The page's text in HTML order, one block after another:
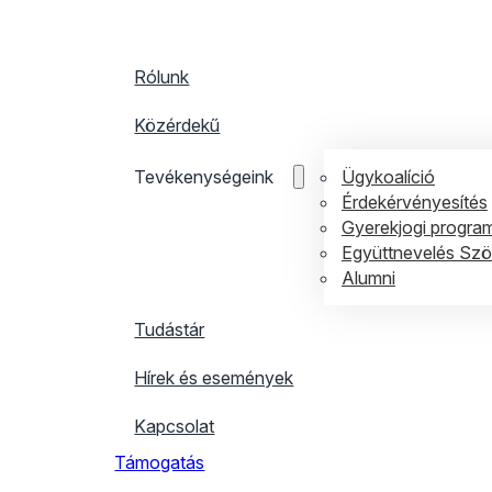
Rólunk
Közérdekű
Tevékenységeink
Ügykoalíció
Érdekérvényesítés
Gyerekjogi
Együttnevelés
Alumni
Tudástár
Hírek és események
Kapcsolat
Támogatás